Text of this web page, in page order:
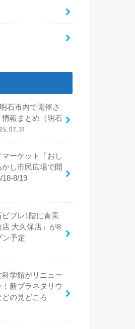
石市内で開催さ
報まとめ（明石
ーケット「おし
し市民広場で開
18-8/19
ビブレ1階に青果
店 大久保店」が8
ン予定
学館がリニュー
新プラネタリウ
どの見どころ